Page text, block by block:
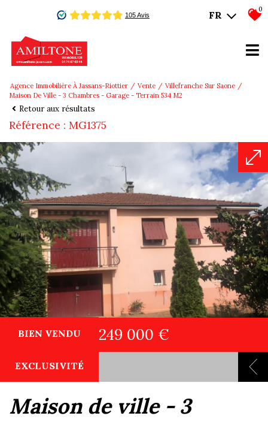
FR
0
Agence Immobilière À Jassans-Riottier Vente
Villefranche Sur Saone
Maison De Ville - 3 Chambres - Garage - Terrain 534 M2
Retour aux résultats
Référence : MG1375
BIEN VENDU
EXCLUSIVITÉ
249 000 €
maison de ville - 3